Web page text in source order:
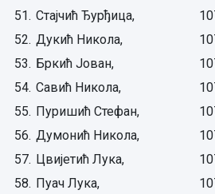
51. Стајчић Ђурђица,
52. Дукић Никола,
53. Бркић Јован,
54. Савић Никола,
55. Пуришић Стефан,
56. Думонић Никола,
57. Цвијетић Лука,
58. Пуач Лука,